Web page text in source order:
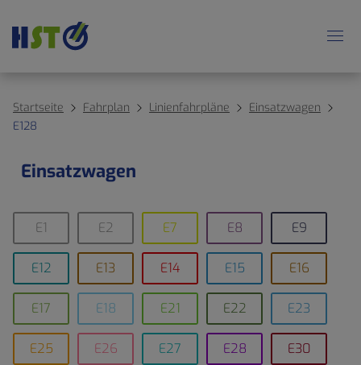
Startseite Fahrplan Linienfahrpläne
Einsatzwagen
E128
Einsatzwagen
E1 E2 E7 E8 E9
E12 E13 E14 E15 E16
E17 E18 E21 E22 E23
E25 E26 E27 E28 E30